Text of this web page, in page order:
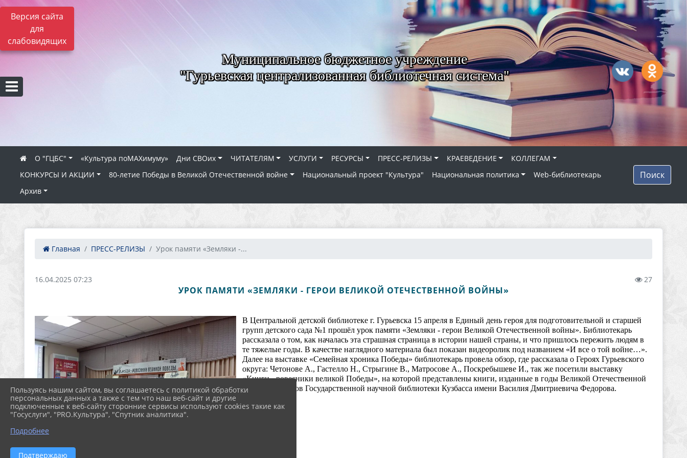
Версия сайта
для
слабовидящих
Муниципальное бюджетное учреждение
"Гурьевская централизованная библиотечная система"
О "ГЦБС" «Культура поMAXимуму» Дни СВОих ЧИТАТЕЛЯМ УСЛУГИ РЕСУРСЫ ПРЕСС-РЕЛИЗЫ КРАЕВЕДЕНИЕ
КОЛЛЕГАМ
КОНКУРСЫ И АКЦИИ
80‑летие Победы в Великой Отечественной войне Национальный проект "Культура" Национальная политика
Web-библиотекарь
Архив
Поиск
Главная ПРЕСС-РЕЛИЗЫ Урок памяти «Земляки -...
16.04.2025 07:23 27
УРОК ПАМЯТИ «ЗЕМЛЯКИ - ГЕРОИ ВЕЛИКОЙ ОТЕЧЕСТВЕННОЙ ВОЙНЫ»
В Центральной детской библиотеке г. Гурьевска 15 апреля в Единый день героя для подготовительной и старшей
групп детского сада №1 прошёл урок памяти «Земляки - герои Великой Отечественной войны». Библиотекарь
рассказала о том, как началась эта страшная страница в истории нашей страны, и что пришлось пережить людям в
те тяжелые годы. В качестве наглядного материала был показан видеоролик под названием «И все о той войне…».
Далее на выставке «Семейная хроника Победы» библиотекарь провела обзор, где рассказала о Героях Гурьевского
округа: Четонове А., Гастелло Н., Стрыгине В., Матросове А., Поскребышеве И., так же посетили выставку
«Книги - ровесники великой Победы», на которой представлены книги, изданные в годы Великой Отечественной
войны из фондов Государственной научной библиотеки Кузбасса имени Василия Дмитриевича Федорова.
Пользуясь нашим сайтом, вы соглашаетесь с политикой обработки
персональных данных а также с тем что наш веб-сайт и другие
подключенные к веб-сайту сторонние сервисы используют cookies такие как
"Госуслуги", "PRO.Культура", "Спутник аналитика".
Подробнее
Подтверждаю